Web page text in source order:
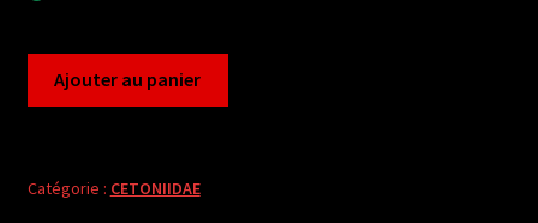
(2
Ajouter au panier
Catégorie : CETONIIDAE